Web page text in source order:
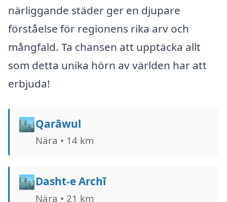
närliggande städer ger en djupare
förståelse för regionens rika arv och
mångfald. Ta chansen att upptäcka allt
som detta unika hörn av världen har att
erbjuda!
🏙️Qarāwul
Nära • 14 km
🏙️Dasht-e Archī
Nära • 21 km